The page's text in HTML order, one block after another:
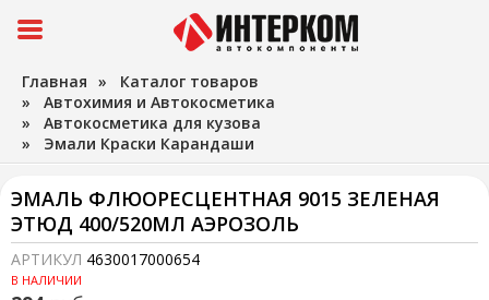
Главная » Каталог товаров
» Автохимия и Автокосметика
» Автокосметика для кузова
» Эмали Краски Карандаши
ЭМАЛЬ ФЛЮОРЕСЦЕНТНАЯ 9015 ЗЕЛЕНАЯ
ЭТЮД 400/520МЛ АЭРОЗОЛЬ
АРТИКУЛ 4630017000654
В НАЛИЧИИ